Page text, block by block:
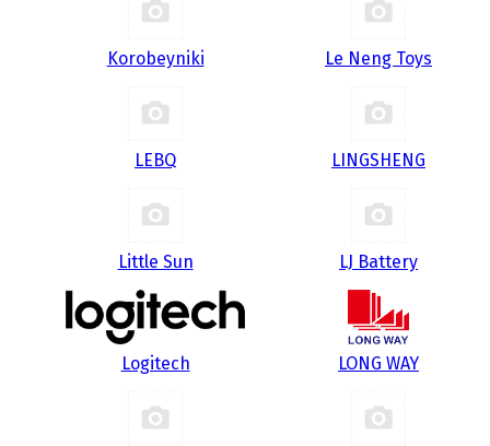
Korobeyniki Le Neng Toys
LEBQ LINGSHENG
Little Sun LJ Battery
Logitech LONG WAY